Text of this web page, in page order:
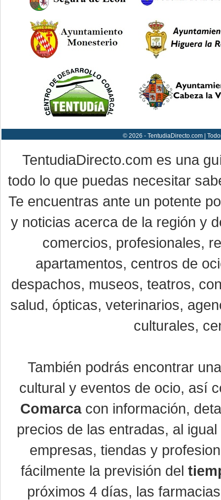
© 2026 - TentudiaDirecto.com |
TentudiaDirecto.com es una
todo lo que puedas necesitar
Te encuentras ante un potente
y noticias acerca de la región y
comercios, profesionales,
apartamentos, centros de
despachos, museos, teatros,
salud, ópticas, veterinarios,
culturales,
También podrás encontrar
cultural y eventos de ocio, así
Comarcacon información,
precios de las entradas, al
empresas, tiendas y
fácilmente la previsión del
próximos 4 días, las